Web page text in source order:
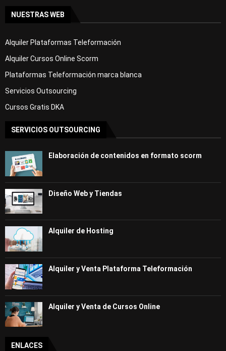
NUESTRAS WEB
Alquiler Plataformas Teleformación
Alquiler Cursos Online Scorm
Plataformas Teleformación marca blanca
Servicios Outsourcing
Cursos Gratis DKA
SERVICIOS OUTSOURCING
Elaboración de contenidos en formato scorm
Diseño Web y Tiendas
Alquiler de Hosting
Alquiler y Venta Plataforma Teleformación
Alquiler y Venta de Cursos Online
ENLACES